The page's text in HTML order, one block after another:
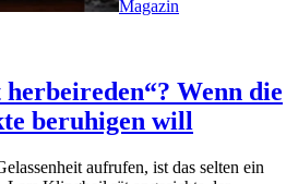
Magazin
Wenn die
beruhigen will
aufrufen, ist das selten ein